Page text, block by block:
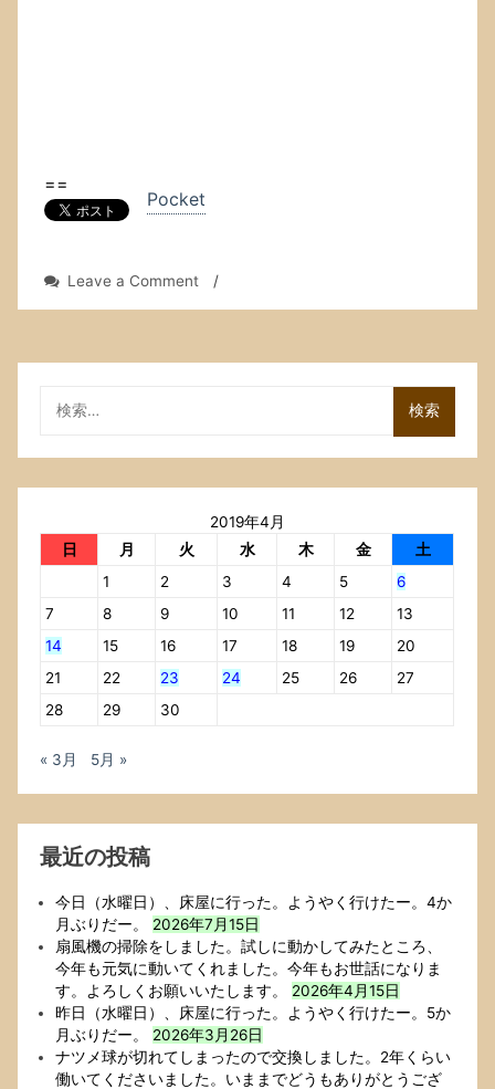
==
Pocket
Leave a Commenton
行
/
索:
2019年4月
日
月 火 水 木 金
土
1
2 3 4 5
6
7
8 9 10 11 12
13
14
15 16 17 18 19
20
21
22 23 24 25 26
27
28
29 30
« 3月 5月 »
最近の投稿
今日（水曜日）、床屋に行った。ようやく行けたー。4か
月ぶりだー。
2026年7月15日
扇風機の掃除をしました。試しに動かしてみたところ、
今年も元気に動いてくれました。今年もお世話になりま
す。よろしくお願いいたします。
2026年4月15日
昨日（水曜日）、床屋に行った。ようやく行けたー。5か
月ぶりだー。
2026年3月26日
ナツメ球が切れてしまったので交換しました。2年くらい
働いてくださいました。いままでどうもありがとうござ